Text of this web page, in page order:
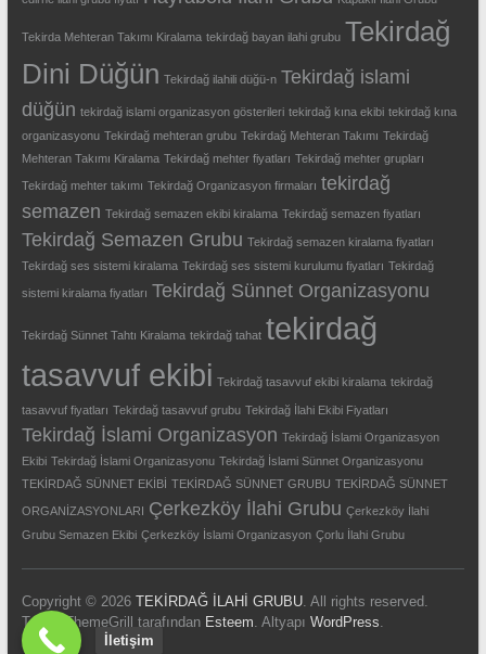
Tekirda Mehteran Takımı Kiralama tekirdağ bayan ilahi grubu Tekirdağ
Dini Düğün Tekirdağ ilahili düğü-n Tekirdağ islami
düğün tekirdağ islami organizasyon gösterileri tekirdağ kına ekibi tekirdağ kına
organizasyonu Tekirdağ mehteran grubu Tekirdağ Mehteran Takımı Tekirdağ
Mehteran Takımı Kiralama Tekirdağ mehter fiyatları Tekirdağ mehter grupları
Tekirdağ mehter takımı Tekirdağ Organizasyon firmaları tekirdağ
semazen Tekirdağ semazen ekibi kiralama Tekirdağ semazen fiyatları
Tekirdağ Semazen Grubu Tekirdağ semazen kiralama fiyatları
Tekirdağ ses sistemi kiralama Tekirdağ ses sistemi kurulumu fiyatları Tekirdağ
sistemi kiralama fiyatları Tekirdağ Sünnet Organizasyonu
Tekirdağ Sünnet Tahtı Kiralama tekirdağ tahat tekirdağ
tasavvuf ekibi Tekirdağ tasavvuf ekibi kiralama tekirdağ
tasavvuf fiyatları Tekirdağ tasavvuf grubu Tekirdağ İlahi Ekibi Fiyatları
Tekirdağ İslami Organizasyon Tekirdağ İslami Organizasyon
Ekibi Tekirdağ İslami Organizasyonu Tekirdağ İslami Sünnet Organizasyonu
TEKİRDAĞ SÜNNET EKİBİ TEKİRDAĞ SÜNNET GRUBU TEKİRDAĞ SÜNNET
ORGANİZASYONLARI Çerkezköy İlahi Grubu Çerkezköy İlahi
Grubu Semazen Ekibi Çerkezköy İslami Organizasyon Çorlu İlahi Grubu
Copyright © 2026 TEKİRDAĞ İLAHİ GRUBU. All rights reserved.
Tema: ThemeGrill tarafından Esteem. Altyapı WordPress.
İletişim